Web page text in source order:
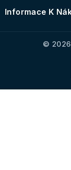
Informace K
© 2026